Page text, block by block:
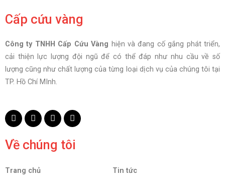
Cấp cứu vàng
Công ty TNHH Cấp Cứu Vàng hiện và đang cố gắng phát triển,
cải thiện lực lượng đội ngũ để có thể đáp như nhu cầu về số
lượng cũng như chất lượng của từng loại dịch vụ của chúng tôi tại
TP. Hồ Chí MInh.
Về chúng tôi
Trang chủ Tin tức